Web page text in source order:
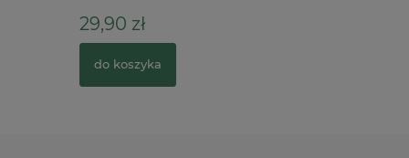
29,90 zł
do koszyka